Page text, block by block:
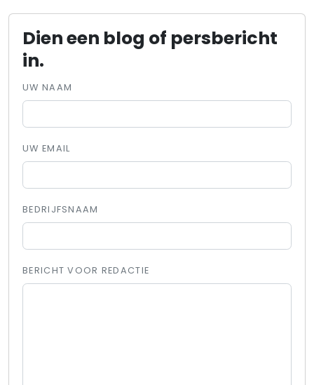
Dien een blog of persbericht
in.
UW NAAM
UW EMAIL
BEDRIJFSNAAM
BERICHT VOOR REDACTIE